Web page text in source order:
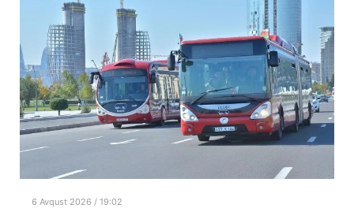
6 Avqust 2026 / 19:02